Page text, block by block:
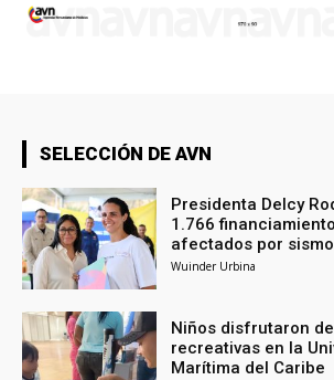
SELECCIÓN DE AVN
Presidenta Delcy
1.766
afectados por
Wuinder Urbina
Niños disfrutaron
recreativas en la
Marítima del Caribe